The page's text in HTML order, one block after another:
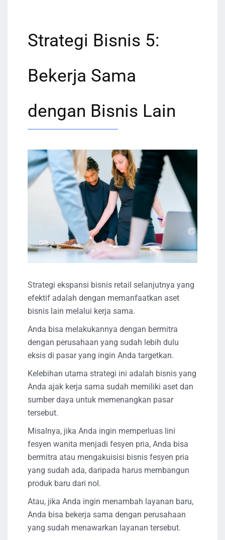
Strategi Bisnis 5:
Bekerja Sama
dengan Bisnis Lain
Strategi ekspansi bisnis retail selanjutnya yang
efektif adalah dengan memanfaatkan aset
bisnis lain melalui kerja sama.
Anda bisa melakukannya dengan bermitra
dengan perusahaan yang sudah lebih dulu
eksis di pasar yang ingin Anda targetkan.
Kelebihan utama strategi ini adalah bisnis yang
Anda ajak kerja sama sudah memiliki aset dan
sumber daya untuk memenangkan pasar
tersebut.
Misalnya, jika Anda ingin memperluas lini
fesyen wanita menjadi fesyen pria, Anda bisa
bermitra atau mengakuisisi bisnis fesyen pria
yang sudah ada, daripada harus membangun
produk baru dari nol.
Atau, jika Anda ingin menambah layanan baru,
Anda bisa bekerja sama dengan perusahaan
yang sudah menawarkan layanan tersebut.